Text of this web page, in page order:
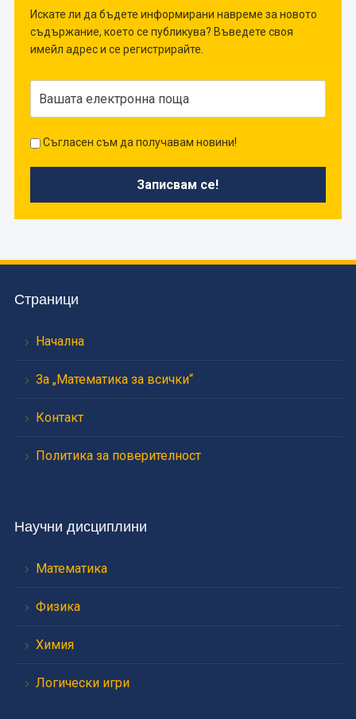
Искате ли да бъдете информирани навреме за новото
съдържание, което се публикува? Въведете своя
имейл адрес и се регистрирайте.
Съгласен съм да получавам новини!
Страници
Начална
За „Математика за всички“
Контакт
Политика за поверителност
Научни дисциплини
Математика
Физика
Химия
Логически игри